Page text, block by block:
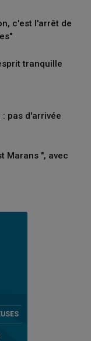
c'est l'arrêt de
tranquille
pas d'arrivée
Marans ", avec